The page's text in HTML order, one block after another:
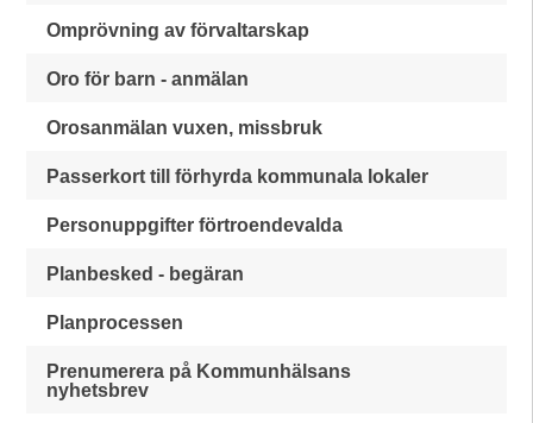
Omprövning av förvaltarskap
Oro för barn - anmälan
Orosanmälan vuxen, missbruk
Passerkort till förhyrda kommunala lokaler
Personuppgifter förtroendevalda
Planbesked - begäran
Planprocessen
Prenumerera på Kommunhälsans
nyhetsbrev